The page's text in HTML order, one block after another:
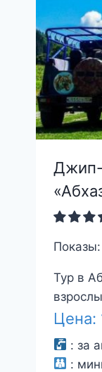
Джип-
Тур в
Цена:
: за
: